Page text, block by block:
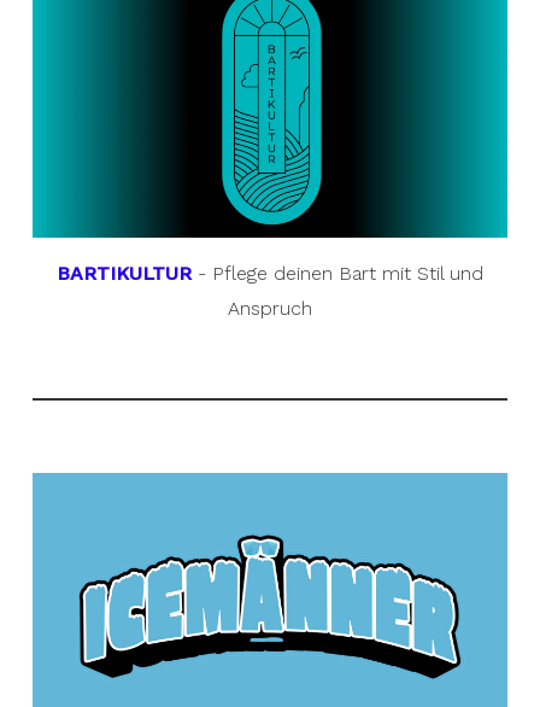
BARTIKULTUR- Pflege deinen Bart mit Stil und
Anspruch